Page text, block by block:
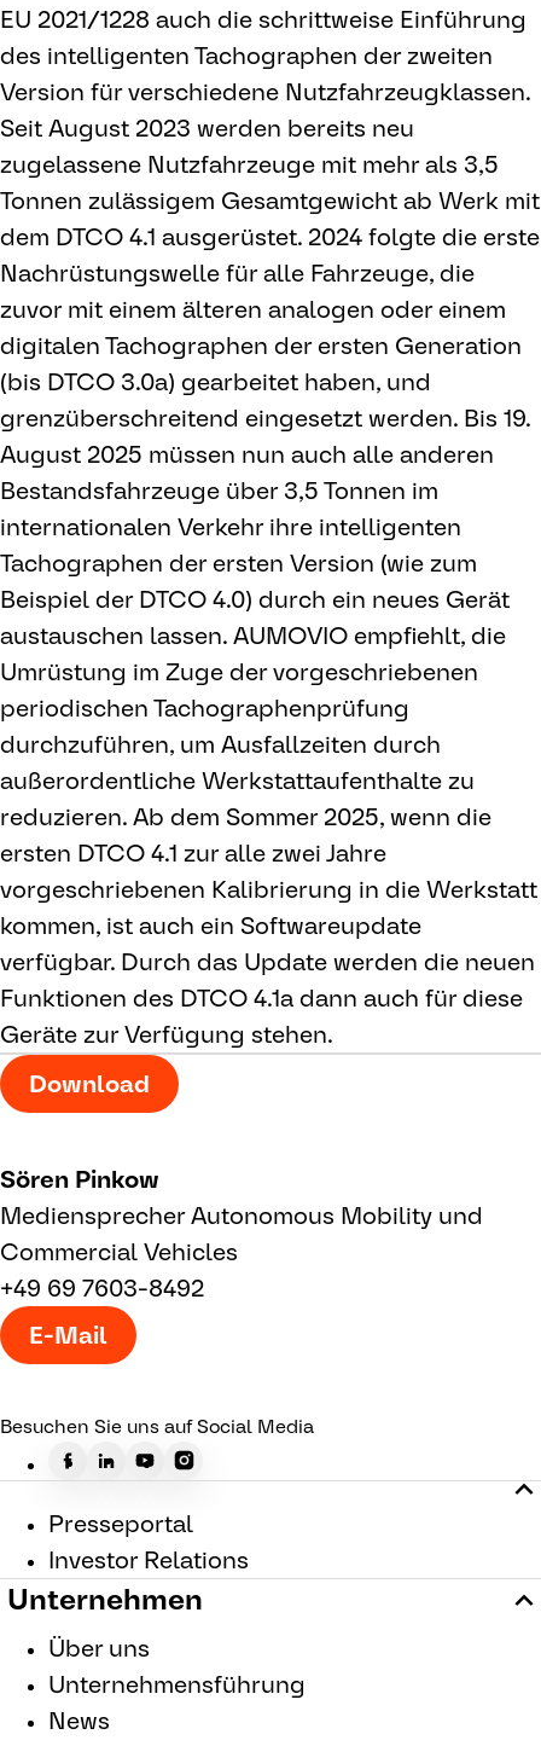
EU 2021/1228 auch die schrittweise Einführung
des intelligenten Tachographen der zweiten
Version für verschiedene Nutzfahrzeugklassen.
Seit August 2023 werden bereits neu
zugelassene Nutzfahrzeuge mit mehr als 3,5
Tonnen zulässigem Gesamtgewicht ab Werk mit
dem DTCO 4.1 ausgerüstet. 2024 folgte die erste
Nachrüstungswelle für alle Fahrzeuge, die
zuvor mit einem älteren analogen oder einem
digitalen Tachographen der ersten Generation
(bis DTCO 3.0a) gearbeitet haben, und
grenzüberschreitend eingesetzt werden. Bis 19.
August 2025 müssen nun auch alle anderen
Bestandsfahrzeuge über 3,5 Tonnen im
internationalen Verkehr ihre intelligenten
Tachographen der ersten Version (wie zum
Beispiel der DTCO 4.0) durch ein neues Gerät
austauschen lassen. AUMOVIO empfiehlt, die
Umrüstung im Zuge der vorgeschriebenen
periodischen Tachographenprüfung
durchzuführen, um Ausfallzeiten durch
außerordentliche Werkstattaufenthalte zu
reduzieren. Ab dem Sommer 2025, wenn die
ersten DTCO 4.1 zur alle zwei Jahre
vorgeschriebenen Kalibrierung in die Werkstatt
kommen, ist auch ein Softwareupdate
verfügbar. Durch das Update werden die neuen
Funktionen des DTCO 4.1a dann auch für diese
Geräte zur Verfügung stehen.
Download
Sören Pinkow
Mediensprecher Autonomous Mobility und
Commercial Vehicles
+49 69 7603-8492
E-Mail
Besuchen Sie uns auf Social Media
Presseportal
Investor Relations
Unternehmen
Über uns
Unternehmensführung
News